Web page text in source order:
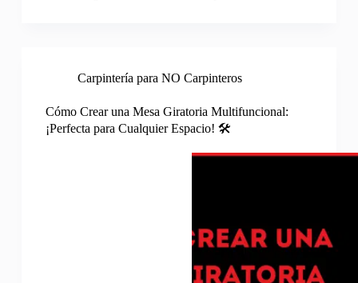
Carpintería para NO Carpinteros
Cómo Crear una Mesa Giratoria Multifuncional:
¡Perfecta para Cualquier Espacio! 🛠️